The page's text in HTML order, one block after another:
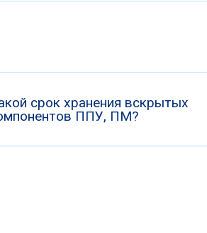
срок хранения вскрытых
ППУ, ПМ?